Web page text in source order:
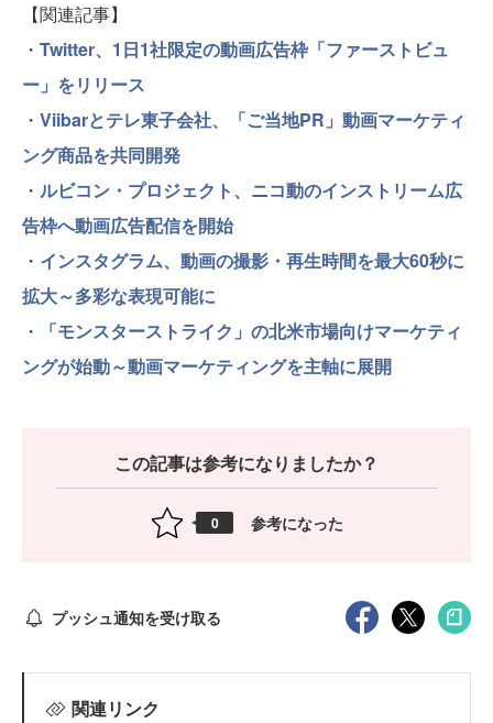
【関連記事】
・ Twitter、1日1社限定の動画広告枠「ファーストビュ
ー」をリリース
・ Viibarとテレ東子会社、「ご当地PR」動画マーケティ
ング商品を共同開発
・ ルビコン・プロジェクト、ニコ動のインストリーム広
告枠へ動画広告配信を開始
・ インスタグラム、動画の撮影・再生時間を最大60秒に
拡大～多彩な表現可能に
・
「モンスターストライク」の北米市場向けマーケティ
ングが始動～動画マーケティングを主軸に展開
この記事は参考になりましたか？
0 参考になった
プッシュ通知を受け取る
関連リンク